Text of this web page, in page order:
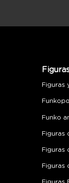
Figuras
Funko
Figuras
Figuras
Figuras